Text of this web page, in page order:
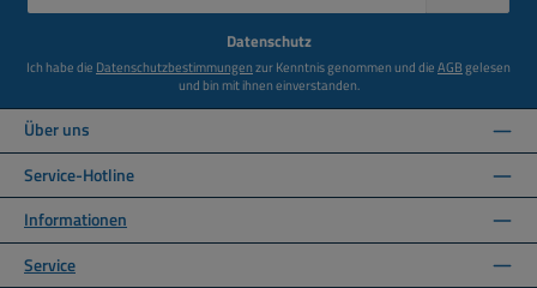
Datenschutz
Ich habe die Datenschutzbestimmungenzur Kenntnis genommen und dieAGBgelesen
und bin mit ihnen einverstanden.
Über uns
Service-Hotline
Informationen
Service